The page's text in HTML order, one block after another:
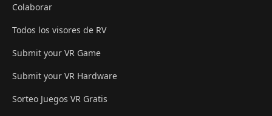
Colaborar
Todos los visores de RV
Submit your VR Game
Submit your VR Hardware
Sorteo Juegos VR Gratis